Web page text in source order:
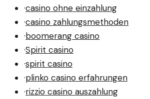
·casino ohne einzahlung
·casino zahlungsmethoden
·boomerang casino
·Spirit casino
·spirit casino
·plinko casino erfahrungen
·rizzio casino auszahlung